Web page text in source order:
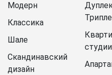
Модерн
Классика
Шале
Скандинавский
дизайн
студии